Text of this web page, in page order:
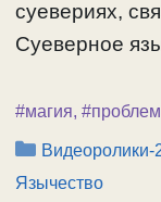
суевериях,
Суеверное
#магия,
Рубрики
Видеоролики-
Язычество